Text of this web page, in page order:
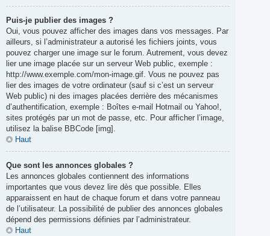
Puis-je publier des images ?
Oui, vous pouvez afficher des images dans vos messages. Par
ailleurs, si l’administrateur a autorisé les fichiers joints, vous
pouvez charger une image sur le forum. Autrement, vous devez
lier une image placée sur un serveur Web public, exemple :
http://www.exemple.com/mon-image.gif. Vous ne pouvez pas
lier des images de votre ordinateur (sauf si c’est un serveur
Web public) ni des images placées derrière des mécanismes
d’authentification, exemple : Boîtes e-mail Hotmail ou Yahoo!,
sites protégés par un mot de passe, etc. Pour afficher l’image,
utilisez la balise BBCode [img].
Haut
Que sont les annonces globales ?
Les annonces globales contiennent des informations
importantes que vous devez lire dès que possible. Elles
apparaissent en haut de chaque forum et dans votre panneau
de l’utilisateur. La possibilité de publier des annonces globales
dépend des permissions définies par l’administrateur.
Haut